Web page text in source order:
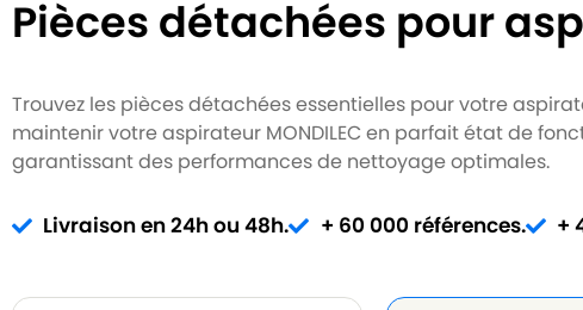
Pièces détachées pour
Trouvez les pièces détachées essentielles pour votre
maintenir votre aspirateur MONDILEC en parfait état de
garantissant des performances de nettoyage optimales.
Livraison en 24h ou 48h. + 60 000 références. +